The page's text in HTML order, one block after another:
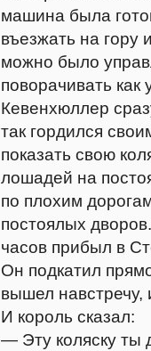
машина была
въезжать на гору
можно было
поворачивать как
Кевенхюллер
так гордился
показать свою
лошадей на
по плохим
постоялых
часов прибыл в
Он подкатил
вышел
И король сказал:
— Эту коляску ты